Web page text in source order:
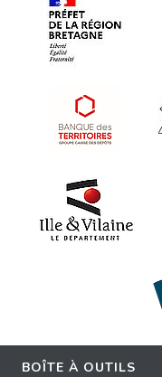
BOÎTE À OUTILS